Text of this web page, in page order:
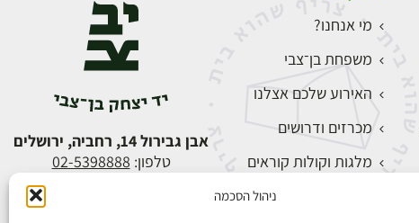
ניהול הסכמה
מי אנחנו?
משפחת בן־צבי
האירוע שלכם אצלנו
מכרזים ודרושים
מלגות וקולות קוראים
אבן גבירול 14, רחביה, ירושלים
טלפון: 02-5398888